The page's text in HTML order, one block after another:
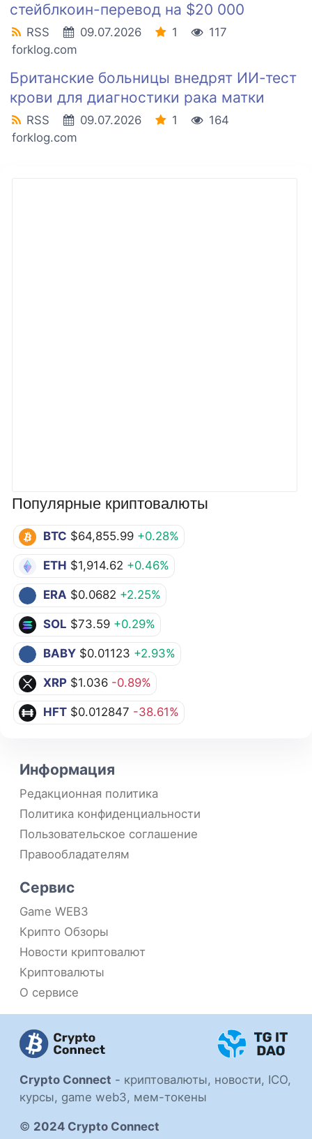
Популярные криптовалюты
BTC $64,855.99 +0.28%
ETH $1,914.62 +0.46%
ERA $0.0682 +2.25%
SOL $73.59 +0.29%
BABY $0.01123 +2.93%
XRP $1.036 -0.89%
HFT $0.012847 -38.61%
стейблкоин-перевод на $20 000
RSS 09.07.2026 1
117
forklog.com
Британские больницы внедрят ИИ-тест
крови для диагностики рака матки
RSS 09.07.2026 1
164
forklog.com
Crypto Connect - криптовалюты, новости, ICO,
курсы, game web3, мем-токены
© 2024 Crypto Connect
Информация
Редакционная политика
Политика конфиденциальности
Пользовательское соглашение
Правообладателям
Сервис
Game WEB3
Крипто Обзоры
Новости криптовалют
Криптовалюты
О сервисе